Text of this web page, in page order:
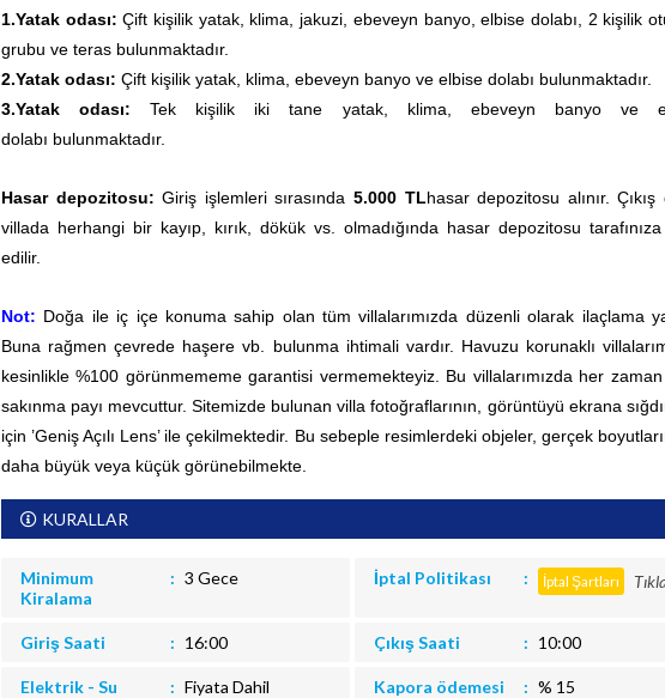
1.Yatak odası:Çift kişilik yatak, klima, jakuzi, ebeveyn banyo, elbise dolabı, 2 kişilik
grubu ve teras bulunmaktadır.
2.Yatak odası: Çift kişilik yatak , klima, ebeveyn banyo ve elbise dolabı bulunmaktadır.
3.Yatak odası:Tek kişilik iki tane yatak, klima, ebeveyn banyo ve
dolabı bulunmaktadır.
Hasar depozitosu: Giriş işlemleri sırasında5.000 TLhasar depozitosu alınır. Çıkış
villada herhangi bir kayıp, kırık, dökük vs. olmadığında hasar depozitosu
edilir.
Not: Doğa ile iç içe konuma sahip olan tüm villalarımızda düzenli olarak ilaçlama
Buna rağmen çevrede haşere vb. bulunma ihtimali vardır. Havuzu korunaklı
kesinlikle %100 görünmememe garantisi vermemekteyiz. Bu villalarımızda her
sakınma payı mevcuttur. Sitemizde bulunan villa fotoğraflarının, görüntüyü ekrana
için ’Geniş Açılı Lens’ ile çekilmektedir. Bu sebeple resimlerdeki objeler, gerçek
daha büyük veya küçük görünebilmekte.
KURALLAR
Minimum
Kiralama
3 Gece İptal Politikası İptal Şartları
Giriş Saati 16:00 Çıkış Saati 10:00
Elektrik - Su Fiyata Dahil Kapora ödemesi % 15